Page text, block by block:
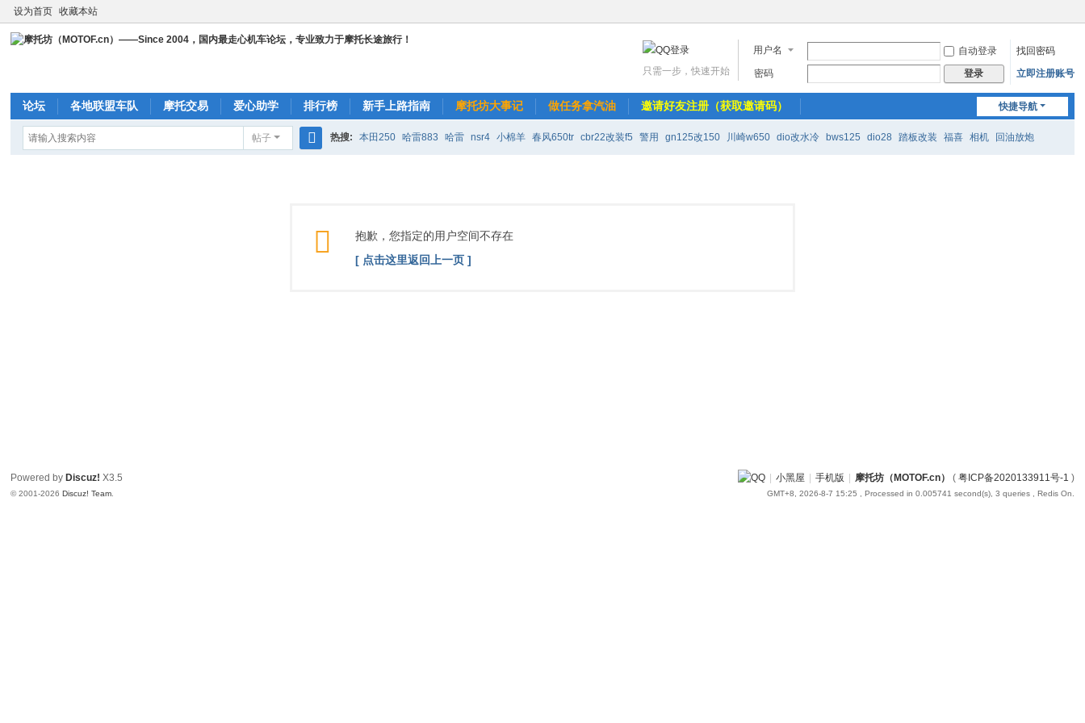
设为首页 收藏本站
用户名 自动登录
找回密码
密码
登录 立即注册账号
只需一步，快速开始
快捷导航
论坛 各地联盟车队 摩托交易 爱心助学 排行榜 新手上路指南 摩托坊大事记 做任务拿汽油 邀请好友注册（获取邀请码）
帖子 热搜: 本田250 哈雷883 哈雷 nsr4 小棉羊 春风650tr cbr22改装f5 警用 gn125改150 川崎w650 dio改水冷 bws125 dio28 踏板改装 福喜 相机 回油放炮
抱歉，您指定的用户空间不存在
[ 点击这里返回上一页 ]
小黑屋 手机版 摩托坊（MOTOF.cn） ( 粤ICP备2020133911号-1 )
GMT+8, 2026-8-7 15:25 , Processed in 0.005741 second(s), 3 queries , Redis On.
Powered by Discuz! X3.5
© 2001-2026Discuz! Team